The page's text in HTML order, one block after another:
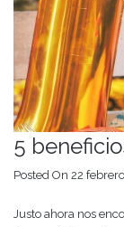
5
Posted On 22
Justo ahora nos